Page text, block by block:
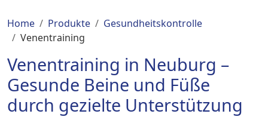
Home Produkte
Gesundheitskontrolle
Venentraining
Venentraining in Neuburg –
Gesunde Beine und Füße
durch gezielte Unterstützung